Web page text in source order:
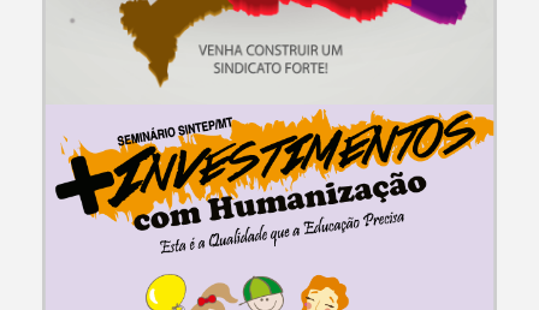
CAMPANHAS E EVENTOS
Campanha de Filiação